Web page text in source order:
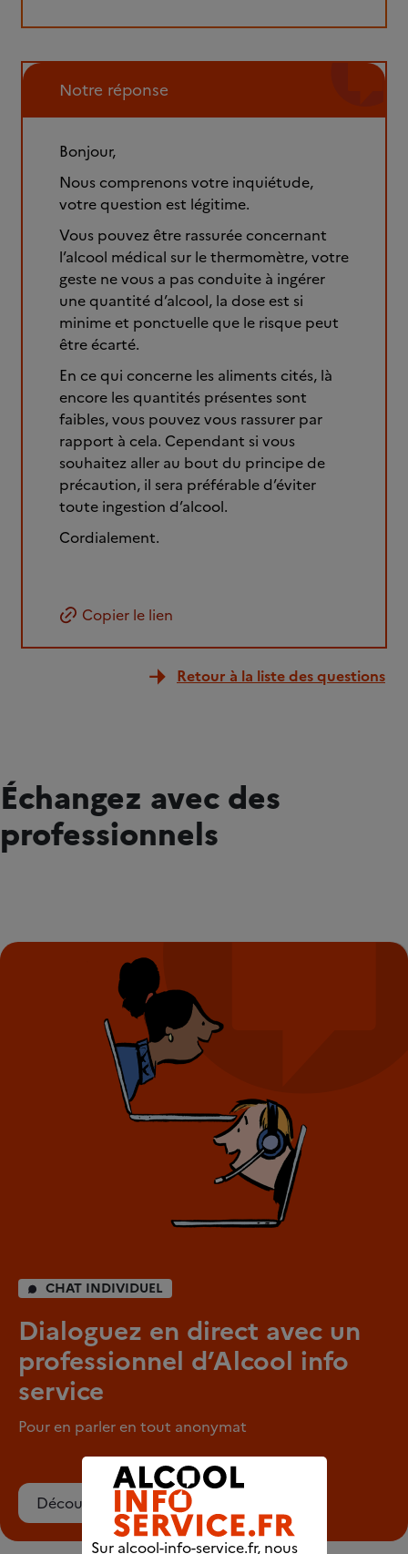
Notre réponse
Bonjour,
Nous comprenons votre inquiétude,
votre question est légitime.
Vous pouvez être rassurée concernant
l’alcool médical sur le thermomètre, votre
geste ne vous a pas conduite à ingérer
une quantité d’alcool, la dose est si
minime et ponctuelle que le risque peut
être écarté.
En ce qui concerne les aliments cités, là
encore les quantités présentes sont
faibles, vous pouvez vous rassurer par
rapport à cela. Cependant si vous
souhaitez aller au bout du principe de
précaution, il sera préférable d’éviter
toute ingestion d’alcool.
Cordialement.
Copier le lien
Retour à la liste des questions
Échangez avec des
professionnels
CHAT INDIVIDUEL
Dialoguez en direct avec un
professionnel d’Alcool info
service
Pour en parler en tout anonymat
Découvrez le chat
Sur alcool-info-service.fr, nous